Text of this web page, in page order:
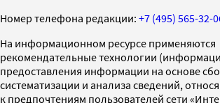
Номер телефона редакции: +7 (495) 565-32-
На информационном ресурсе применяются
рекомендательные технологии
предоставления информации на основе
систематизации и анализа сведений,
к предпочтениям пользователей сети